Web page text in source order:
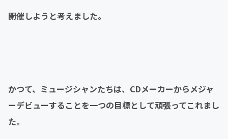
開催しようと考えました。
かつて、ミュージシャンたちは、CDメーカーからメジャ
ーデビューすることを一つの目標として頑張ってこれまし
た。